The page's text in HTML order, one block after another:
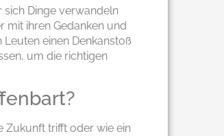
sich Dinge verwandeln
mit ihren Gedanken und
einen Denkanstoß
um die richtigen
Zukunft trifft oder wie ein